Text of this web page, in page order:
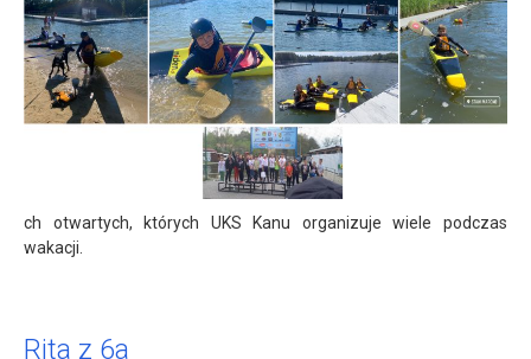
ch otwartych, których UKS Kanu organizuje wiele podczas
wakacji.
Rita z 6a